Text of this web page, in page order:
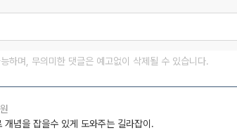
하며, 무의미한 댓글은 예고없이 삭제될 수 있습니다.
개념을 잡을수 있게 도와주는 길라잡이.